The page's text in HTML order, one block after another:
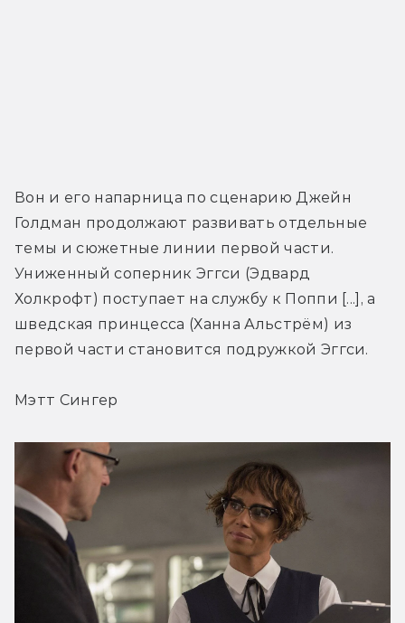
Вон и его напарница по сценарию Джейн
Голдман продолжают развивать отдельные
темы и сюжетные линии первой части.
Униженный соперник Эггси (Эдвард
Холкрофт) поступает на службу к Поппи [...], а
шведская принцесса (Ханна Альстрём) из
первой части становится подружкой Эггси.
Мэтт Сингер